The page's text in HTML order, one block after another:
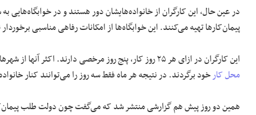
در عین حال، این‌ کارگران از خانواده‌هایشان دور هستند و در خوابگاه‌هایی
پیمان‌کارها تهیه می‌کنند. این خوابگاه‌ها از امکانات رفاهی مناسبی
این کارگران در ازای هر ۲۵ روز کار، پنج روز مرخصی دارند. اکثر آنها از شهرهای دور به این مراکز می‌آیند و یک روز طول می‌کشد تا به شهرشان برسند و یک روز تا به
محل کارخود برگردند. در نتیجه هر ماه فقط سه روز را می‌توانند کنار
همین دو روز پیش هم گزارشی منتشر شد که می‌گفت چون دولت طلب